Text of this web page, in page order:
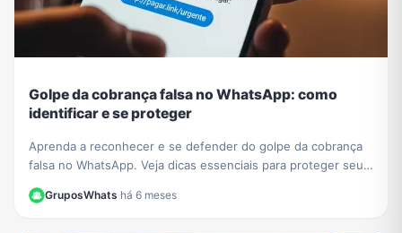
Golpe da cobrança falsa no WhatsApp: como
identificar e se proteger
Aprenda a reconhecer e se defender do golpe da cobrança
falsa no WhatsApp. Veja dicas essenciais para proteger seus
GruposWhats·há 6 meses